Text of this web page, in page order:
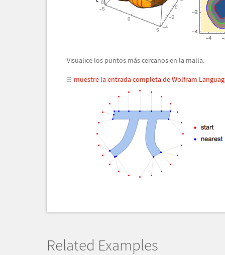
Visualice los puntos más cercanos en la malla.
muestre la entrada completa de Wolfram
Related Examples